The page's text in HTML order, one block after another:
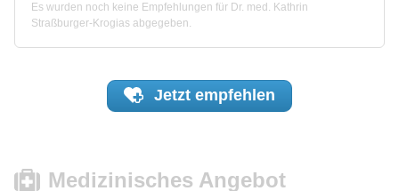
Es wurden noch keine Empfehlungen für Dr. med. Kathrin
Straßburger-Krogias abgegeben.
Jetzt empfehlen
Medizinisches Angebot